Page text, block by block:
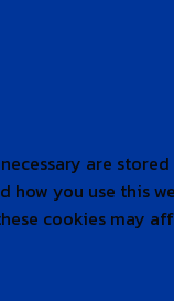
are
you use this
cookies may